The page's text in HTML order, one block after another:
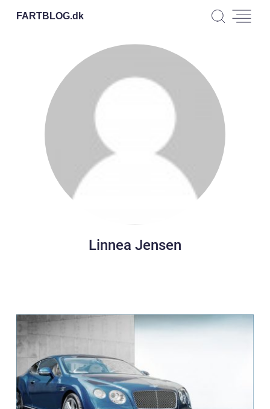
FARTBLOG.dk
Linnea Jensen